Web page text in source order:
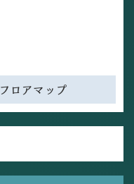
フロアマップ